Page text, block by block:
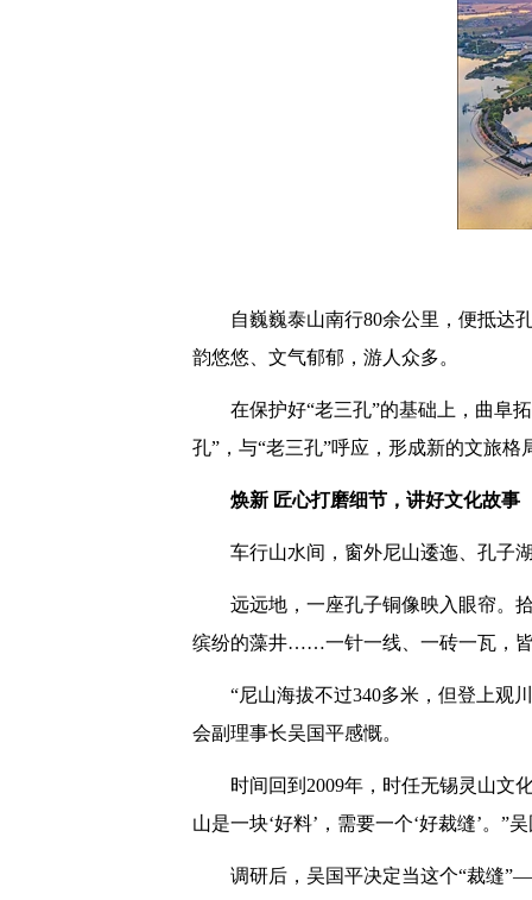
自巍巍泰山南行80余公里，便抵
韵悠悠、文气郁郁，游人众多。
在保护好“老三孔”的基础上，曲阜
孔”，与“老三孔”呼应，形成新的文旅
焕新 匠心打磨细节，讲好文化故事
车行山水间，窗外尼山逶迤、孔子
远远地，一座孔子铜像映入眼帘。
缤纷的藻井……一针一线、一砖一瓦，
“尼山海拔不过340多米，但登上观
会副理事长吴国平感慨。
时间回到2009年，时任无锡灵山文
山是一块‘好料’，需要一个‘好裁缝’。”
调研后，吴国平决定当这个“裁缝